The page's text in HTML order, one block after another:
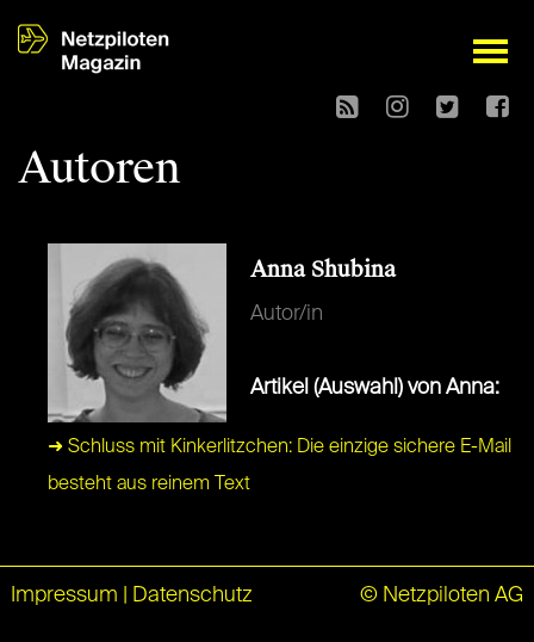
open
Autoren
Anna Shubina
Autor/in
Artikel (Auswahl) von Anna:
➜ Schluss mit Kinkerlitzchen: Die einzige sichere E-Mail
besteht aus reinem Text
Impressum Datenschutz © Netzpiloten AG